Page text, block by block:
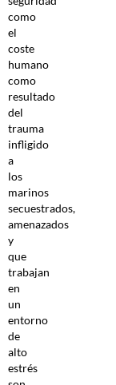
como
el
coste
humano
como
resultado
del
trauma
infligido
a
los
marinos
secuestrados,
amenazados
y
que
trabajan
en
un
entorno
de
alto
estrés